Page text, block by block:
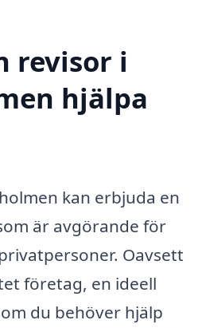
revisor i
hjälpa
kan erbjuda en
är avgörande för
Oavsett
företag, en ideell
du behöver hjälp